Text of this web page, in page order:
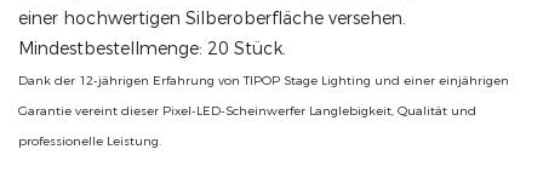
einer hochwertigen Silberoberfläche versehen.
Mindestbestellmenge: 20 Stück.
Dank der 12-jährigen Erfahrung von TIPOP Stage Lighting und einer einjährigen
Garantie vereint dieser Pixel-LED-Scheinwerfer Langlebigkeit, Qualität und
professionelle Leistung.